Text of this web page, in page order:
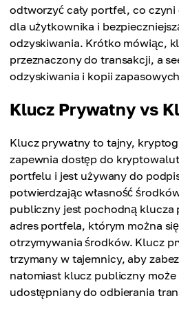
odtworzyć cały portfel, co
dla użytkownika i
odzyskiwania. Krótko mówiąc,
przeznaczony do transakcji, a
odzyskiwania i kopii
Klucz Prywatny vs
Klucz prywatny to tajny,
zapewnia dostęp do
portfelu i jest używany do
potwierdzając własność
publiczny jest pochodną klucza
adres portfela, którym można
otrzymywania środków. Klucz
trzymany w tajemnicy, aby
natomiast klucz publiczny
udostępniany do odbierania